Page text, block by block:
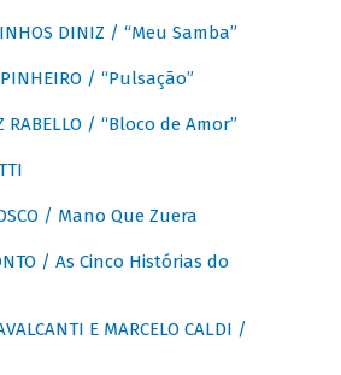
DINIZ / “Meu Samba”
/ “Pulsação”
RABELLO / “Bloco de Amor”
/ Mano Que Zuera
/ As Cinco Histórias do
E MARCELO CALDI /